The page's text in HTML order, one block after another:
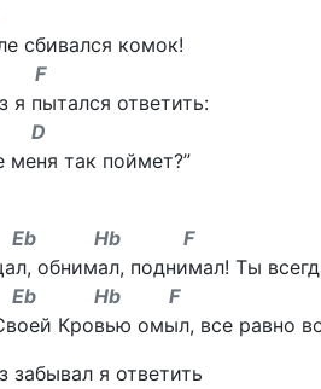
сбивался комок!
я пытался ответить:
меня так поймет?”
Hb F
обнимал, поднимал! Ты
Hb F
Кровью омыл, все равно
забывал я ответить